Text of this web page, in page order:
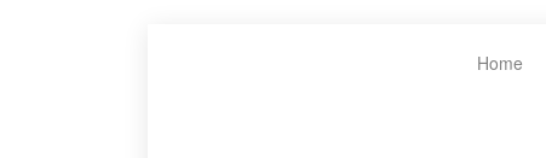
Home